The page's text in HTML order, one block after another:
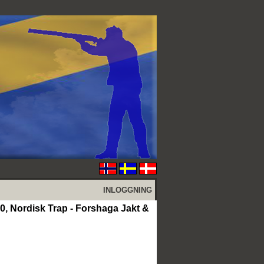
INLOGGNING
Nordisk Trap - Forshaga Jakt &